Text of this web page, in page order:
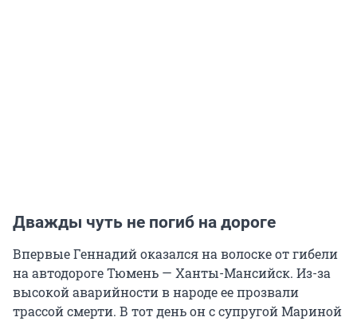
Дважды чуть не погиб на дороге
Впервые Геннадий оказался на волоске от гибели
на автодороге Тюмень — Ханты-Мансийск. Из-за
высокой аварийности в народе ее прозвали
трассой смерти. В тот день он с супругой Мариной